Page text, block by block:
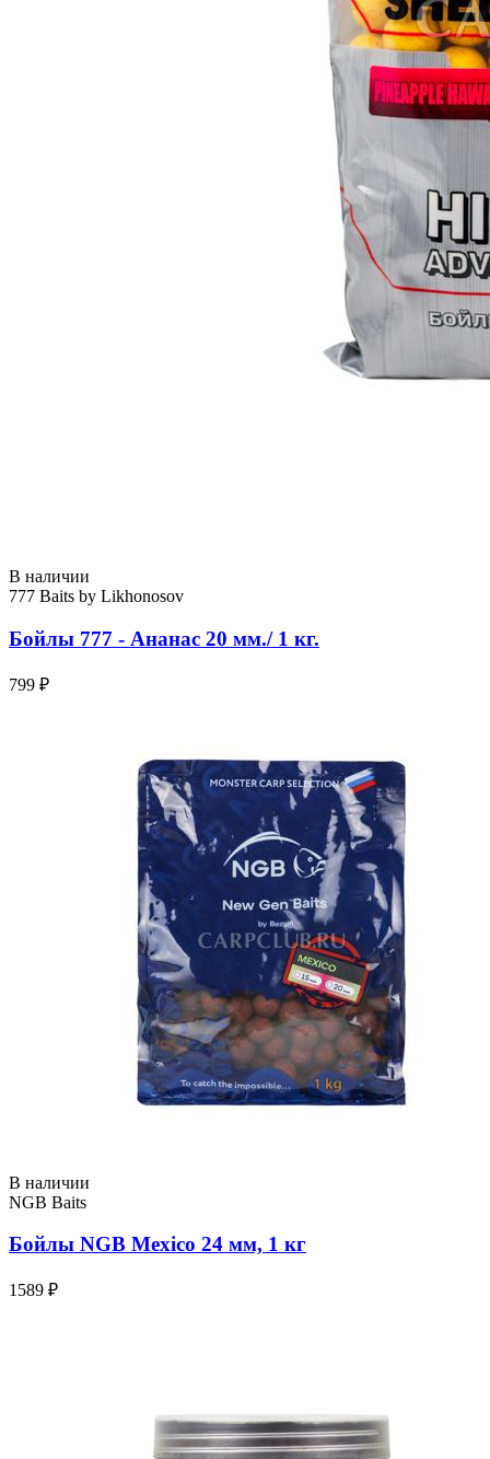
В наличии
777 Baits by Likhonosov
Бойлы 777 - Ананас 20 мм./ 1 кг.
799 ₽
В наличии
NGB Baits
Бойлы NGB Mexico 24 мм, 1 кг
1589 ₽